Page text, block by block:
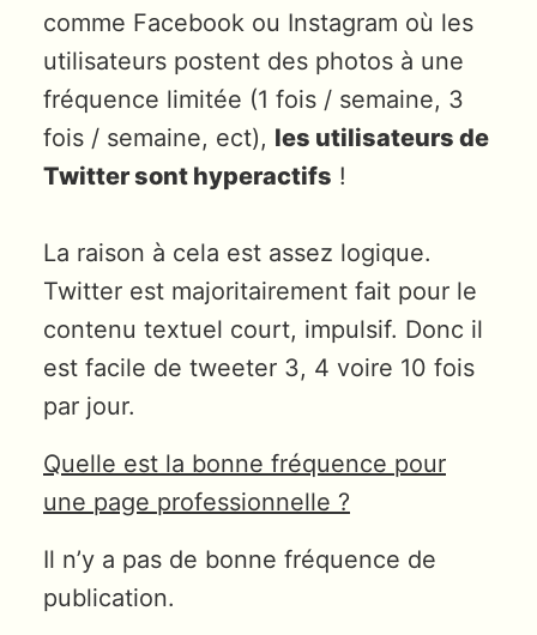
comme Facebook ou Instagram où les
utilisateurs postent des photos à une
fréquence limitée (1 fois / semaine, 3
fois / semaine, ect), les utilisateurs de
Twitter sont hyperactifs !
La raison à cela est assez logique.
Twitter est majoritairement fait pour le
contenu textuel court, impulsif. Donc il
est facile de tweeter 3, 4 voire 10 fois
par jour.
Quelle est la bonne fréquence pour
une page professionnelle ?
Il n’y a pas de bonne fréquence de
publication.